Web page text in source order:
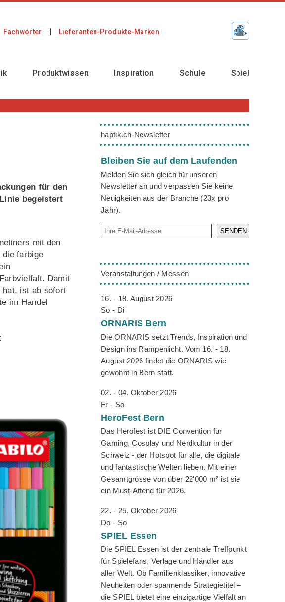
Fachwörter Lieferanten-Produkte-Marken
Produktwissen Inspiration Schule Spiel
für den
begeistert
mit den
die farbige
Damit
hat, ist ab sofort
im Handel
haptik.ch-Newsletter
Bleiben Sie auf dem Laufenden
Melden Sie sich gleich für unseren
Newsletter an und verpassen Sie keine
Neuigkeiten aus der Branche (23x pro
Jahr).
SENDEN
Veranstaltungen / Messen
16. - 18. August 2026
So - Di
ORNARIS Bern
Die ORNARIS setzt Trends, Inspiration und
Design ins Rampenlicht. Vom 16. - 18.
August 2026 findet die ORNARIS wie
gewohnt in Bern statt.
02. - 04. Oktober 2026
Fr - So
HeroFest Bern
Das Herofest ist DIE Convention für
Gaming, Cosplay und Nerdkultur in der
Schweiz - der Hotspot für alle, die digitale
und fantastische Welten lieben. Mit einer
Gesamtgrösse von über 22'000 m² ist sie
ein Must-Attend für 2026.
22. - 25. Oktober 2026
Do - So
SPIEL Essen
Die SPIEL Essen ist der zentrale Treffpunkt
für Spielefans, Verlage und Händler aus
aller Welt. Ob Familienklassiker, innovative
Neuheiten oder spannende Strategietitel –
die SPIEL bietet eine einzigartige Vielfalt an